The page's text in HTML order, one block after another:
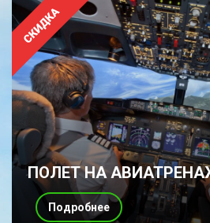
ПОЛЕТ НА
Подробнее